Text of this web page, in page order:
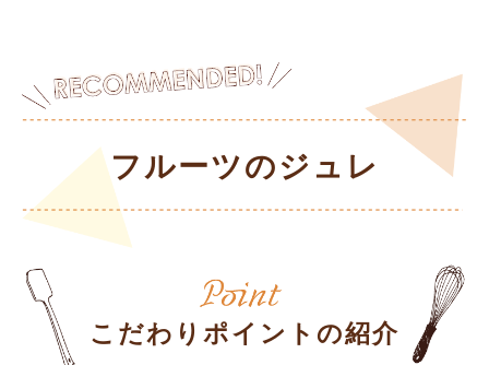
フルーツのジュレ
こだわりポイントの紹介